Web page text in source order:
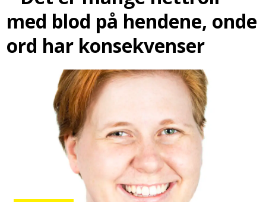
med blod på hendene, onde
ord har konsekvenser